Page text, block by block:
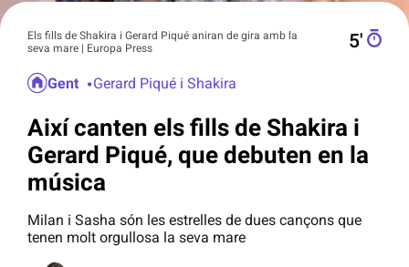
Els fills de Shakira i Gerard Piqué aniran de gira amb la
seva mare | Europa Press
5′
Gent Gerard Piqué i Shakira
Així canten els fills de Shakira i
Gerard Piqué, que debuten en la
música
Milan i Sasha són les estrelles de dues cançons que
tenen molt orgullosa la seva mare